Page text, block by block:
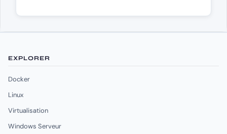
EXPLORER
Docker
Linux
Virtualisation
Windows Serveur